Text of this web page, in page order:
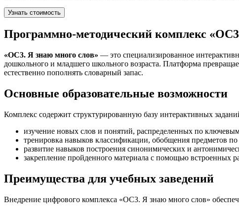
Узнать стоимость
Программно-методический комплекс
«ОС3. Я знаю много слов» — это специализированное
дошкольного и младшего школьного возраста. Платформа
естественно пополнять словарный запас.
Основные образовательные возможности
Комплекс содержит структурированную базу интерактивных
изучение новых слов и понятий, распределенных по
тренировка навыков классификации, обобщения предметов
развитие навыков построения синонимических и
закрепление пройденного материала с помощью
Преимущества для учебных заведений
Внедрение цифрового комплекса «ОС3. Я знаю много слов»